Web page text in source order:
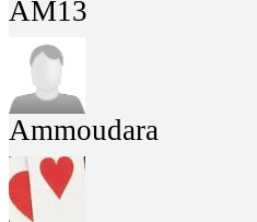
AM13
Ammoudara